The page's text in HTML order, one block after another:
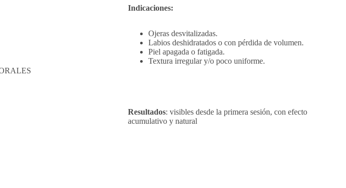
Indicaciones:
Ojeras desvitalizadas.
Labios deshidratados o con pérdida de volumen.
Piel apagada o fatigada.
Textura irregular y/o poco uniforme.
Resultados: visibles desde la primera sesión, con efecto
acumulativo y natural